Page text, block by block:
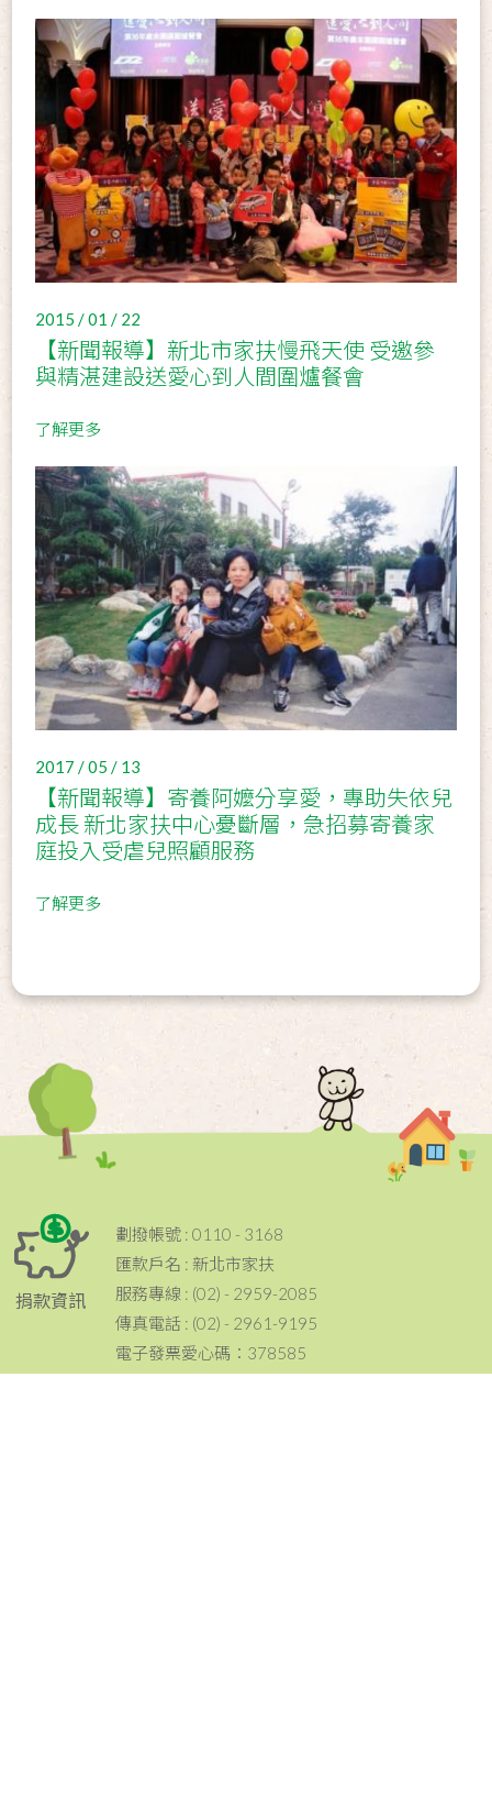
2015 / 01 / 22
【新聞報導】新北市家扶慢飛天使 受邀參
與精湛建設送愛心到人間圍爐餐會
了解更多
2017 / 05 / 13
【新聞報導】寄養阿嬤分享愛，專助失依兒
成長 新北家扶中心憂斷層，急招募寄養家
庭投入受虐兒照顧服務
了解更多
捐款資訊
劃撥帳號 : 0110 - 3168
匯款戶名 : 新北市家扶
服務專線 : (02) - 2959-2085
傳真電話 : (02) - 2961-9195
電子發票愛心碼：378585